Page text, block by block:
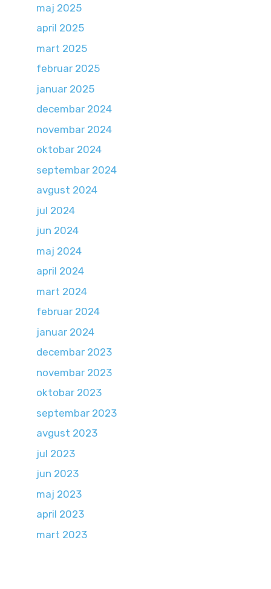
maj 2025
april 2025
mart 2025
februar 2025
januar 2025
decembar 2024
novembar 2024
oktobar 2024
septembar 2024
avgust 2024
jul 2024
jun 2024
maj 2024
april 2024
mart 2024
februar 2024
januar 2024
decembar 2023
novembar 2023
oktobar 2023
septembar 2023
avgust 2023
jul 2023
jun 2023
maj 2023
april 2023
mart 2023